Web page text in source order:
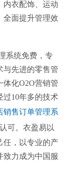
内衣配饰、运动
全面提升管理效
系统免费 ，专
与先进的零售管
化O2O营销管
过10年多的技术
销售订单管理系
可。衣盈易以
任，以专业的产
致力成为中国服